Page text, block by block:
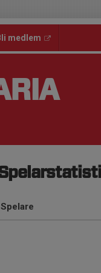
medlem
Spelare